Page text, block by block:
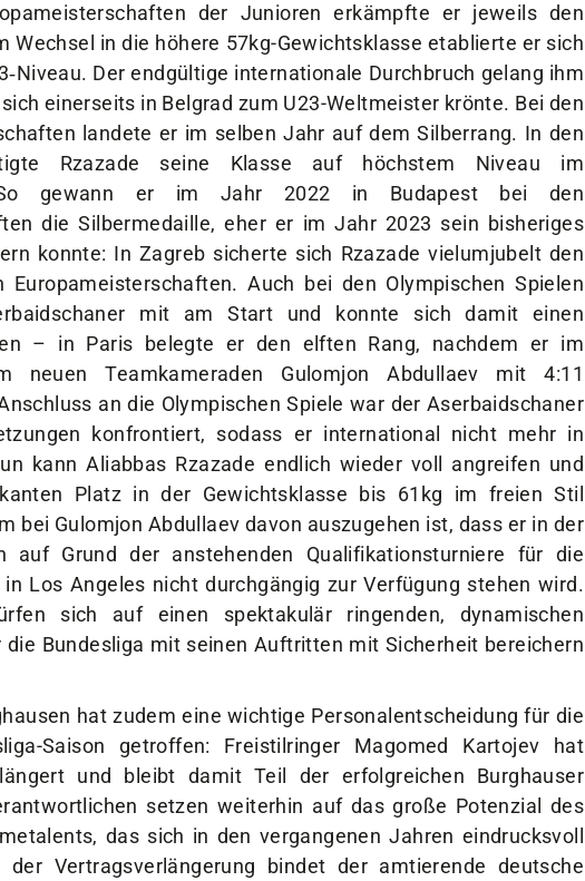
der Junioren erkämpfte er jeweils den
Wechsel in die höhere 57kg-Gewichtsklasse etablierte er sich
Der endgültige internationale Durchbruch gelang ihm
einerseits in Belgrad zum U23-Weltmeister krönte. Bei den
landete er im selben Jahr auf dem Silberrang. In den
Rzazade seine Klasse auf höchstem Niveau im
So gewann er im Jahr 2022 in Budapest bei den
die Silbermedaille, eher er im Jahr 2023 sein bisheriges
konnte: In Zagreb sicherte sich Rzazade vielumjubelt den
Europameisterschaften. Auch bei den Olympischen Spielen
mit am Start und konnte sich damit einen
– in Paris belegte er den elften Rang, nachdem er im
neuen Teamkameraden Gulomjon Abdullaev mit 4:11
an die Olympischen Spiele war der Aserbaidschaner
konfrontiert, sodass er international nicht mehr in
kann Aliabbas Rzazade endlich wieder voll angreifen und
Platz in der Gewichtsklasse bis 61kg im freien Stil
bei Gulomjon Abdullaev davon auszugehen ist, dass er in der
auf Grund der anstehenden Qualifikationsturniere für die
in Los Angeles nicht durchgängig zur Verfügung stehen wird.
sich auf einen spektakulär ringenden, dynamischen
Bundesliga mit seinen Auftritten mit Sicherheit bereichern
hat zudem eine wichtige Personalentscheidung für die
Saison getroffen: Freistilringer Magomed Kartojev hat
und bleibt damit Teil der erfolgreichen Burghauser
setzen weiterhin auf das große Potenzial des
das sich in den vergangenen Jahren eindrucksvoll
Vertragsverlängerung bindet der amtierende deutsche